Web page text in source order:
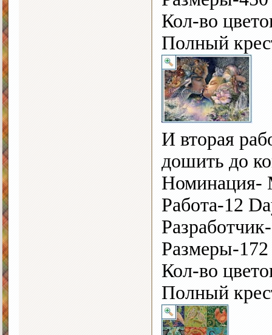
Кол-во
Полный
И вторая
дошить до
Номинация-
Работа-12
Размеры-
Кол-во
Полный